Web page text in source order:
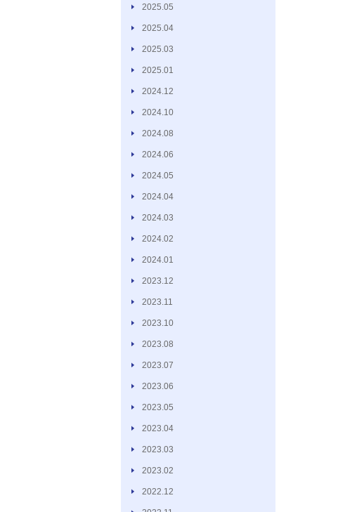
2025.05
2025.04
2025.03
2025.01
2024.12
2024.10
2024.08
2024.06
2024.05
2024.04
2024.03
2024.02
2024.01
2023.12
2023.11
2023.10
2023.08
2023.07
2023.06
2023.05
2023.04
2023.03
2023.02
2022.12